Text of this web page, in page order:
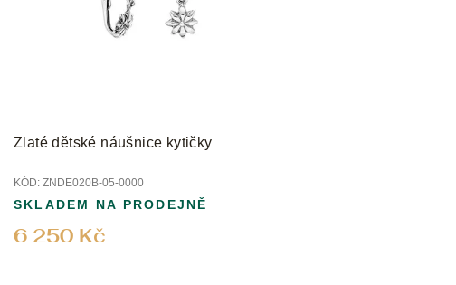
Zlaté dětské náušnice kytičky
KÓD: ZNDE020B-05-0000
6 250 Kč
SKLADEM NA PRODEJNĚ